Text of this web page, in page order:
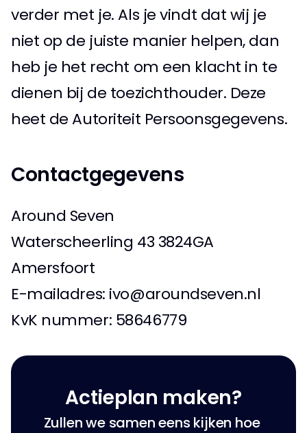
verder met je. Als je vindt dat wij je
niet op de juiste manier helpen, dan
heb je het recht om een klacht in te
dienen bij de toezichthouder. Deze
heet de Autoriteit Persoonsgegevens.
Contactgegevens
Around Seven
Waterscheerling 43 3824GA
Amersfoort
E-mailadres: ivo@aroundseven.nl
KvK nummer: 58646779
Actieplan maken?
Zullen we samen eens kijken hoe